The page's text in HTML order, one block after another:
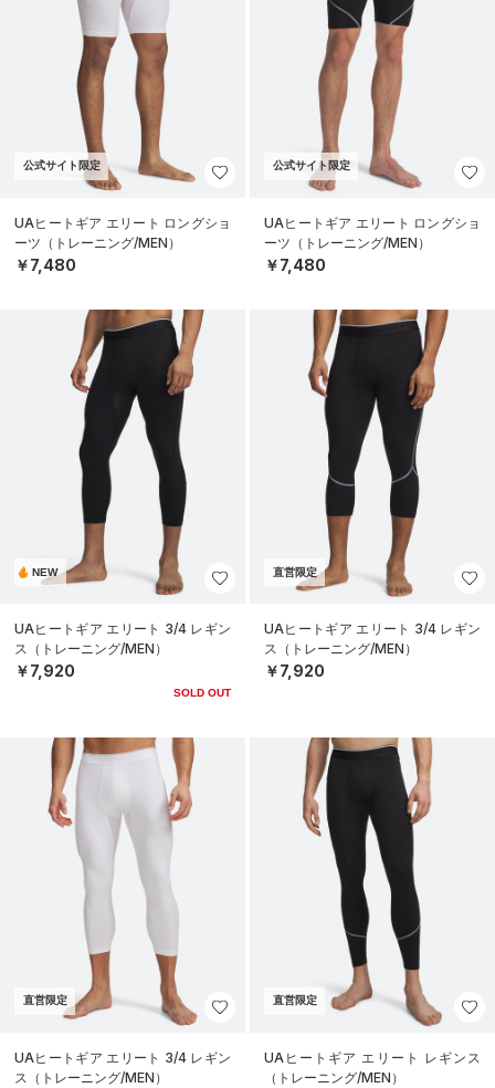
公式サイト限定
UAヒートギア エリート ロングショ
ーツ（トレーニング/MEN）
￥7,480
公式サイト限定
UAヒートギア エリート ロングショ
ーツ（トレーニング/MEN）
￥7,480
NEW
UAヒートギア エリート 3/4 レギン
ス（トレーニング/MEN）
￥7,920
SOLD OUT
直営限定
UAヒートギア エリート 3/4 レギン
ス（トレーニング/MEN）
￥7,920
直営限定
UAヒートギア エリート 3/4 レギン
ス（トレーニング/MEN）
直営限定
UAヒートギア エリート レギンス
（トレーニング/MEN）